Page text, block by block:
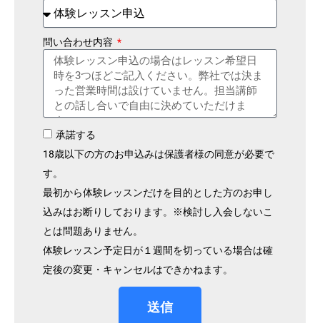
問い合わせ内容
承諾する
18歳以下の方のお申込みは保護者様の同意が必要で
す。
最初から体験レッスンだけを目的とした方のお申し
込みはお断りしております。※検討し入会しないこ
とは問題ありません。
体験レッスン予定日が１週間を切っている場合は確
定後の変更・キャンセルはできかねます。
送信